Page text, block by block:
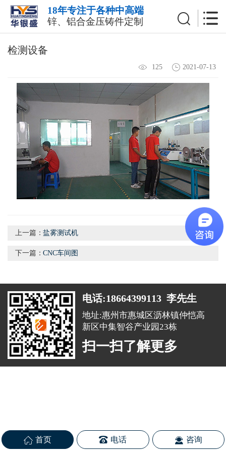
18年专注于各种中高端
锌、铝合金压铸件定制
检测设备
125 2021-07-13
上一篇：盐雾测试机
下一篇：CNC车间图
电话:18664399113 李先生
地址:惠州市惠城区沥林镇仲恺高
新区中集智谷产业园23栋
扫一扫了解更多
首页 电话 咨询